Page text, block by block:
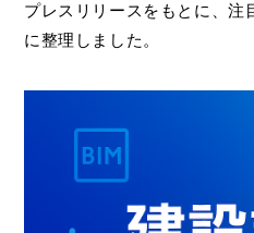
プレスリリースをもとに、注
に整理しました。